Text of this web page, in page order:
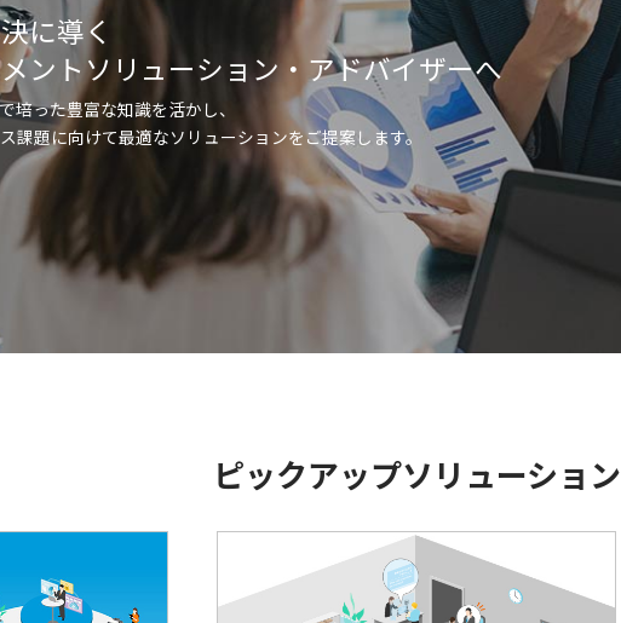
に導く
ントソリューション・アドバイザーへ
培った豊富な知識を活かし、
課題に向けて最適なソリューションをご提案します。
ピックアップソリューション